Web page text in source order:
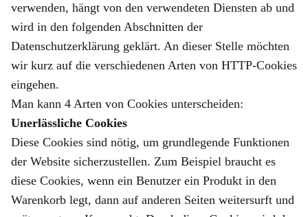
verwenden, hängt von den verwendeten Diensten ab und
wird in den folgenden Abschnitten der
Datenschutzerklärung geklärt. An dieser Stelle möchten
wir kurz auf die verschiedenen Arten von HTTP-Cookies
eingehen.
Man kann 4 Arten von Cookies unterscheiden:
Unerlässliche Cookies
Diese Cookies sind nötig, um grundlegende Funktionen
der Website sicherzustellen. Zum Beispiel braucht es
diese Cookies, wenn ein Benutzer ein Produkt in den
Warenkorb legt, dann auf anderen Seiten weitersurft und